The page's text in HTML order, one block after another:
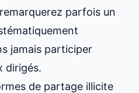
parfois un
jamais participer
dirigés.
de partage illicite